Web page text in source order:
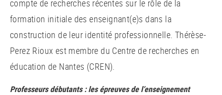
compte de recherches récentes sur le rôle de la
formation initiale des enseignant(e)s dans la
construction de leur identité professionnelle. Thérèse-
Perez Rioux est membre du Centre de recherches en
éducation de Nantes (CREN).
Professeurs débutants : les épreuves de l’enseignement